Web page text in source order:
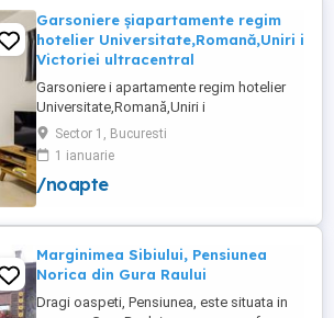
Garsoniere șiapartamente regim
hotelier Universitate,Romană,Uniri i
Victoriei ultracentral
Garsoniere i apartamente regim hotelier
Universitate,Romană,Uniri i
Victoriei,renovate recent i utilate complet.
Preț: De la 120-200 lei pentru 3 ore Preț
garsoniere 120-200 lei pentru noapte Preț
apartamente 200-300 lei pentru noapte
Sector 1, Bucuresti
1 ianuarie
/noapte
Marginimea Sibiului, Pensiunea
Norica din Gura Raului
Dragi oaspeti, Pensiunea, este situata in